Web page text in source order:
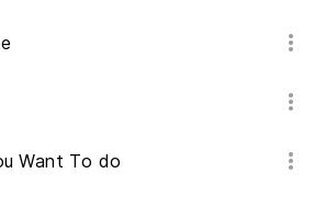
Want To do